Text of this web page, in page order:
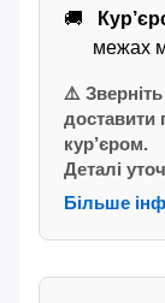
межах
⚠️
доставити
кур’єром.
Деталі
Більше